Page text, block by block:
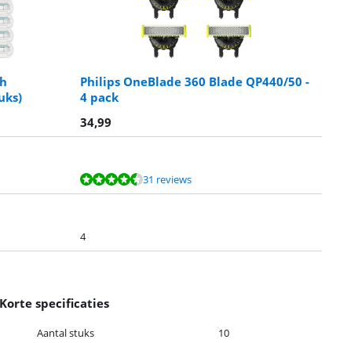
Philips OneBlade 360 Blade QP440/50 -
4 pack
34,99
31 reviews
4
Korte specificaties
Aantal stuks 10